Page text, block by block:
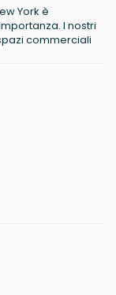
York è
I nostri
commerciali